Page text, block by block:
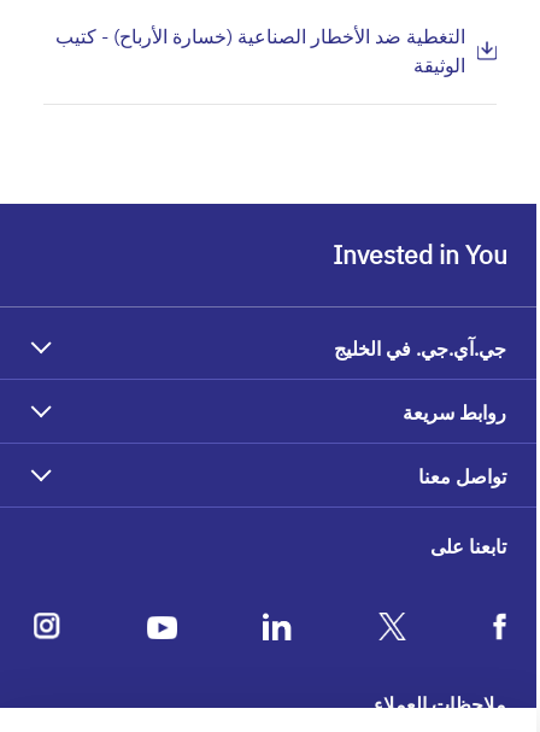
التغطية ضد الأخطار الصناعية (خسارة الأرباح) - كتيب
الوثيقة
تابعنا على
ملاحظات العملاء
Invested in You
جي.آي.جي. في الخليج
روابط سريعة
تواصل معنا